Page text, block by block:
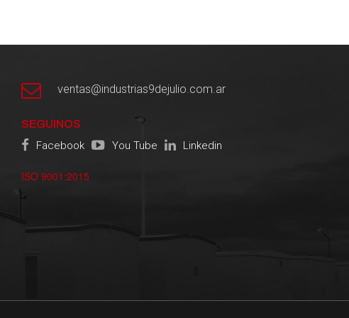
ventas@industrias9dejulio.com.ar
SEGUINOS
Facebook You Tube Linkedin
ISO 9001:2015